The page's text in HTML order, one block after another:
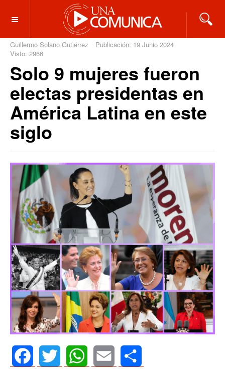
OFF CANVAS
Guillermo Solano Gutiérrez
Publicación: 19 Junio 2024
Visto: 2966
Solo 9 mujeres fueron
electas presidentas en
América Latina en este
siglo